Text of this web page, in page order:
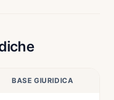
BASE GIURIDICA